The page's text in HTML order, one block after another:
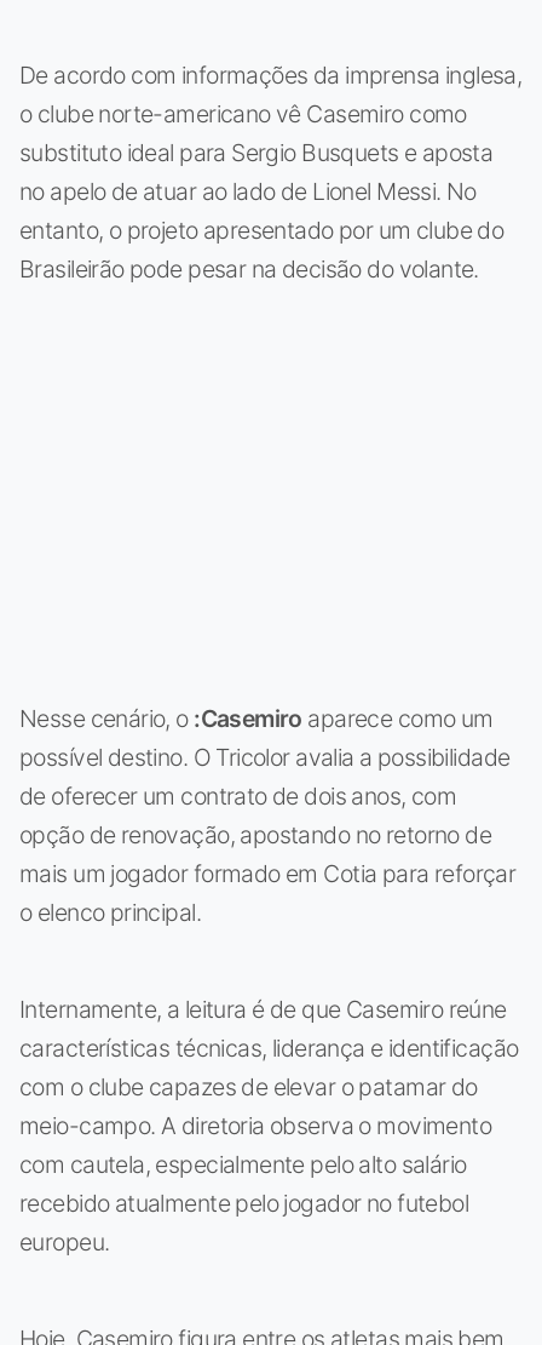
De acordo com informações da imprensa inglesa,
o clube norte-americano vê Casemiro como
substituto ideal para Sergio Busquets e aposta
no apelo de atuar ao lado de Lionel Messi. No
entanto, o projeto apresentado por um clube do
Brasileirão pode pesar na decisão do volante.
Nesse cenário, o :Casemiro aparece como um
possível destino. O Tricolor avalia a possibilidade
de oferecer um contrato de dois anos, com
opção de renovação, apostando no retorno de
mais um jogador formado em Cotia para reforçar
o elenco principal.
Internamente, a leitura é de que Casemiro reúne
características técnicas, liderança e identificação
com o clube capazes de elevar o patamar do
meio-campo. A diretoria observa o movimento
com cautela, especialmente pelo alto salário
recebido atualmente pelo jogador no futebol
europeu.